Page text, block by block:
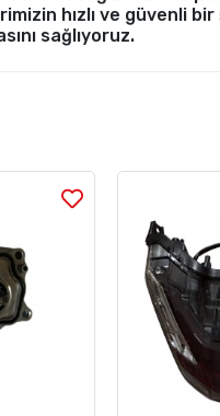
hızlı ve güvenli
sağlıyoruz.
Stok Sorunuz